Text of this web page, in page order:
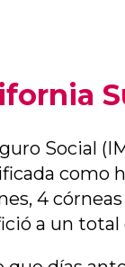
Social
como
4
a un total